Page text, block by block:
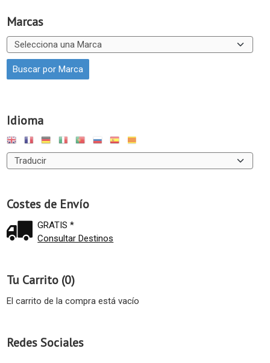
Marcas
Idioma
Costes de Envío
GRATIS *
Consultar Destinos
Tu Carrito (0)
El carrito de la compra está vacío
Redes Sociales